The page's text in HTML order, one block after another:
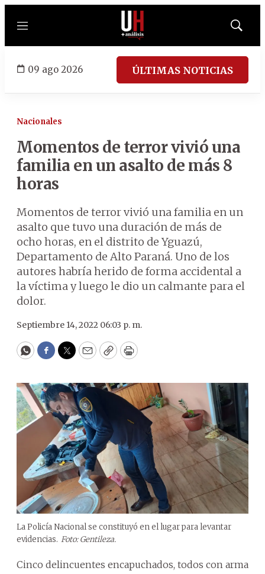
Menú
Mostrar
09 ago 2026 ÚLTIMAS NOTICIAS
Nacionales
Momentos de terror vivió una
familia en un asalto de más 8
horas
Momentos de terror vivió una familia en un
asalto que tuvo una duración de más de
ocho horas, en el distrito de Yguazú,
Departamento de Alto Paraná. Uno de los
autores habría herido de forma accidental a
la víctima y luego le dio un calmante para el
dolor.
Septiembre 14, 2022 06:03 p. m.
WhatsApp
Facebook
Twitter
EmailCopyPrint
La Policía Nacional se constituyó en el lugar para levantar
evidencias. Foto: Gentileza.
Cinco delincuentes encapuchados, todos con arma